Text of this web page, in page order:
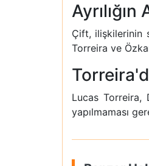
Çift, ilişkilerinin
Torreira ve
Lucas Torreira,
yapılmaması